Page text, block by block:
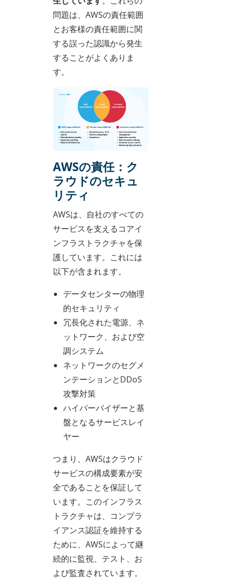
問題は、AWSの責任範囲
とお客様の責任範囲に関
する誤った認識から発生
することがよくありま
す。
AWSの責任：ク
ラウドのセキュ
リティ
AWSは、自社のすべての
サービスを支えるコアイ
ンフラストラクチャを保
護しています。これには
以下が含まれます。
データセンターの物理
的セキュリティ
冗長化された電源、ネ
ットワーク、および空
調システム
ネットワークのセグメ
ンテーションとDDoS
攻撃対策
ハイパーバイザーと基
盤となるサービスレイ
ヤー
つまり、AWSはクラウド
サービスの構成要素が安
全であることを保証して
います。このインフラス
トラクチャは、コンプラ
イアンス認証を維持する
ために、AWSによって継
続的に監視、テスト、お
よび監査されています。